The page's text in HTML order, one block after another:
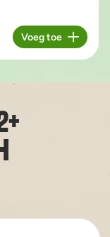
Aantal
Voeg toe